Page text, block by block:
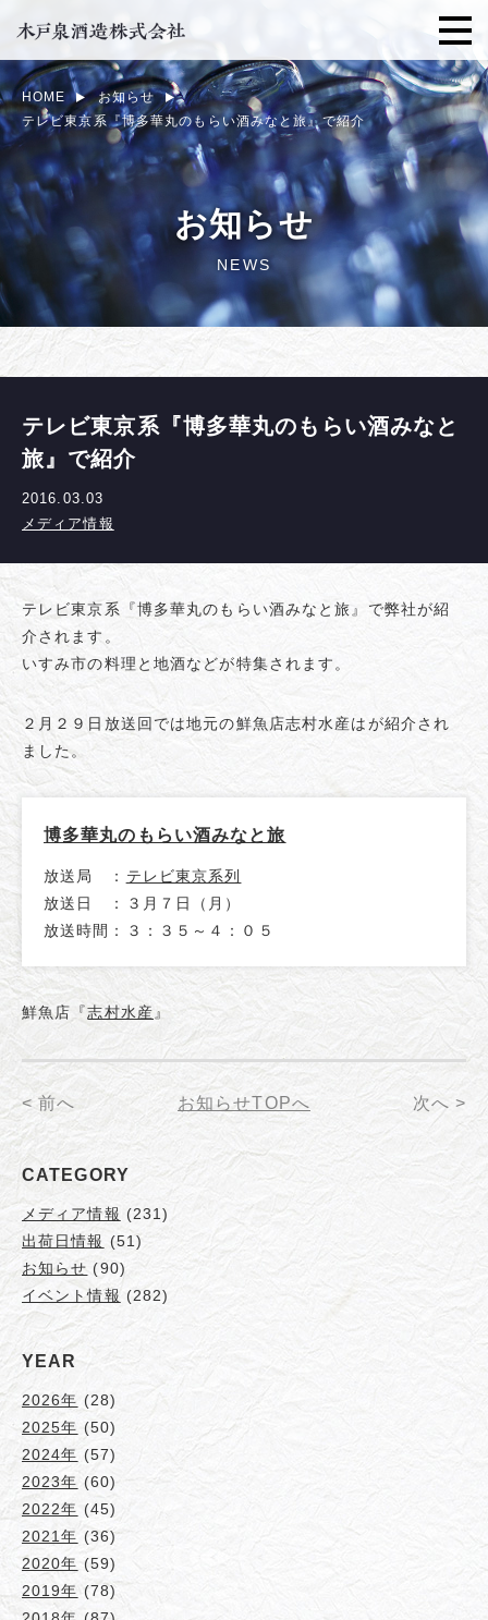
お知らせ
NEWS
HOME
お知らせ
テレビ東京系『博多華丸のもらい酒みなと旅』で紹介
テレビ東京系『博多華丸のもらい酒みなと
旅』で紹介
2016.03.03
メディア情報
テレビ東京系『博多華丸のもらい酒みなと旅』で弊社が紹
介されます。
いすみ市の料理と地酒などが特集されます。
２月２９日放送回では地元の鮮魚店志村水産はが紹介され
ました。
博多華丸のもらい酒みなと旅
放送局 ： テレビ東京系列
放送日 ：３月７日（月）
放送時間：３：３５～４：０５
鮮魚店『志村水産 』
< 前へ お知らせTOPへ 次へ >
CATEGORY
メディア情報 (231)
出荷日情報 (51)
お知らせ (90)
イベント情報 (282)
YEAR
2026年 (28)
2025年 (50)
2024年 (57)
2023年 (60)
2022年 (45)
2021年 (36)
2020年 (59)
2019年 (78)